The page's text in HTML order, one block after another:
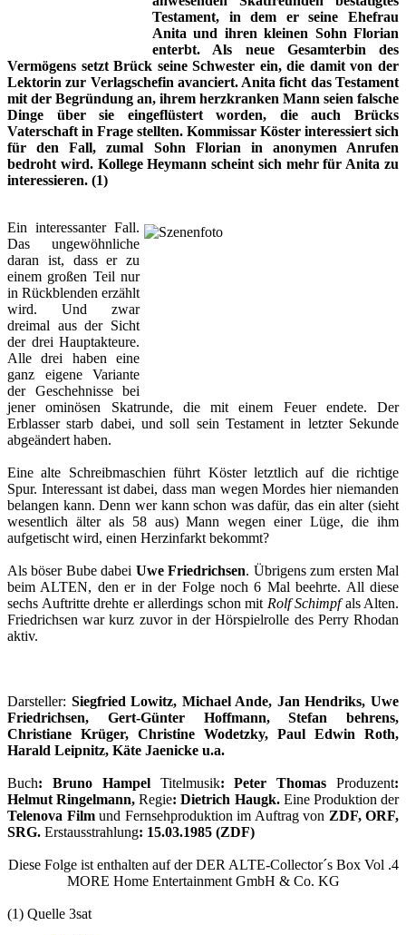
Testament, in dem er seine Ehefrau
Anita und ihren kleinen Sohn Florian
enterbt. Als neue Gesamterbin des
Vermögens setzt Brück seine Schwester ein, die damit von der
Lektorin zur Verlagschefin avanciert. Anita ficht das Testament
mit der Begründung an, ihrem herzkranken Mann seien falsche
Dinge über sie eingeflüstert worden, die auch Brücks
Vaterschaft in Frage stellten. Kommissar Köster interessiert sich
für den Fall, zumal Sohn Florian in anonymen Anrufen
bedroht wird. Kollege Heymann scheint sich mehr für Anita zu
interessieren. (1)
Ein interessanter Fall.
Das ungewöhnliche
daran ist, dass er zu
einem großen Teil nur
in Rückblenden erzählt
wird. Und zwar
dreimal aus der Sicht
der drei Hauptakteure.
Alle drei haben eine
ganz eigene Variante
der Geschehnisse bei
jener ominösen Skatrunde, die mit einem Feuer endete. Der
Erblasser starb dabei, und soll sein Testament in letzter Sekunde
abgeändert haben.
Eine alte Schreibmaschien führt Köster letztlich auf die richtige
Spur. Interessant ist dabei, dass man wegen Mordes hier niemanden
belangen kann. Denn wer kann schon was dafür, das ein alter (sieht
wesentlich älter als 58 aus) Mann wegen einer Lüge, die ihm
aufgetischt wird, einen Herzinfarkt bekommt?
Als böser Bube dabei Uwe Friedrichsen. Übrigens zum ersten Mal
beim ALTEN, den er in der Folge noch 6 Mal beehrte. All diese
sechs Auftritte drehte er allerdings schon mit Rolf Schimpfals Alten.
Friedrichsen war kurz zuvor in der Hörspielrolle des Perry Rhodan
aktiv.
Darsteller: Siegfried Lowitz, Michael Ande, Jan Hendriks, Uwe
Friedrichsen, Gert-Günter Hoffmann, Stefan behrens,
Christiane Krüger, Christine Wodetzky, Paul Edwin Roth,
Harald Leipnitz, Käte Jaenicke u.a.
Buch: Bruno Hampel Titelmusik: Peter Thomas Produzent:
Helmut Ringelmann,Regie: Dietrich Haugk. Eine Produktion der
Telenova Film und Fernsehproduktion im Auftrag von ZDF, ORF,
SRG. Erstausstrahlung: 15.03.1985 (ZDF)
Diese Folge ist enthalten auf der DER ALTE-Collector´s Box Vol .4
MORE Home Entertainment GmbH & Co. KG
(1) Quelle 3sat